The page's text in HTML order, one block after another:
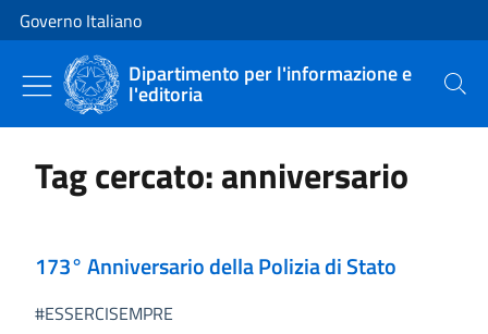
Vai al contenuto
Vai alla navigazione del sito
Governo Italiano
Dipartimento per l'informazione e
l'editoria Cerca
Tag cercato: anniversario
173° Anniversario della Polizia di Stato
#ESSERCISEMPRE